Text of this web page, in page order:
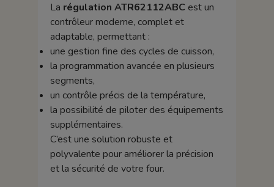
La régulation ATR62112ABC est un
contrôleur moderne, complet et
adaptable, permettant :
une gestion fine des cycles de cuisson,
la programmation avancée en plusieurs
segments,
un contrôle précis de la température,
la possibilité de piloter des équipements
supplémentaires.
C’est une solution robuste et
polyvalente pour améliorer la précision
et la sécurité de votre four.